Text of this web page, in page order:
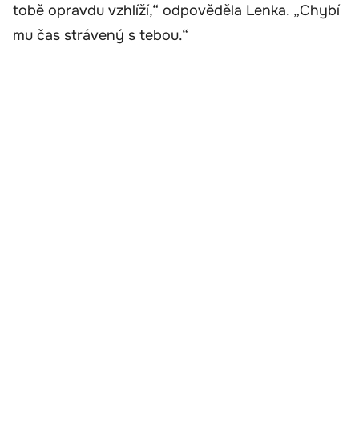
tobě opravdu vzhlíží,“ odpověděla Lenka. „Chybí
mu čas strávený s tebou.“